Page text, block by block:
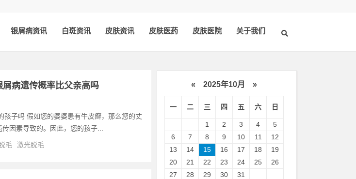
银屑病资讯 白斑资讯 皮肤资讯 皮肤医药 皮肤医院 关于我们
病遗传概率比父亲高吗
孩子吗 假如您的婆婆患有牛皮癣，那么您的丈
因素导致的。因此，您的孩子...
毛 激光脱毛
« 2025年10月 »
一 二 三 四 五 六 日
1 2 3 4
5
6
7 8 9 10 11
12
13
14 15 16 17 18
19
20
21 22 23 24 25
26
27
28 29 30 31